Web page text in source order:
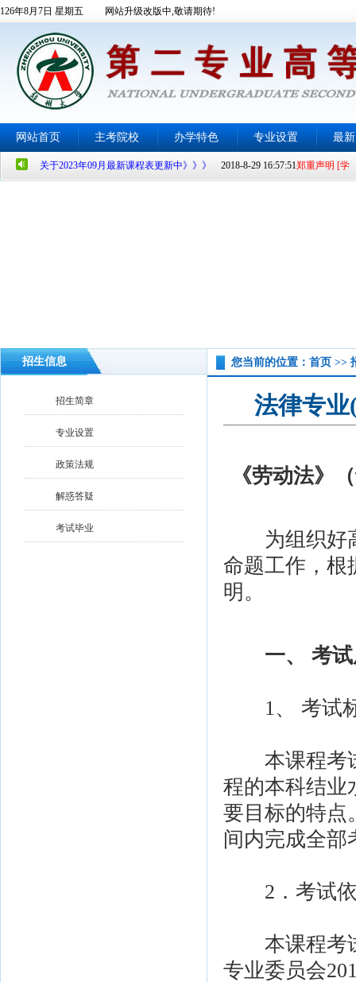
126年8月7日 星期五 网站升级改版中,敬请期待!
网站首页 主考院校 办学特色 专业设置 最
关于2023年09月最新课程表更新中》》》2018-8-29 16:57:51郑重声明 [学
生及家长必看]
2013-10-9 11:37:34
关于2023年09月最新课程表更新中》》》
2018-8-29 16:57:51郑重声明 [学
生及家长必看]2013-10-9 11:37:34
招生信息
招生简章
专业设置
政策法规
解惑答疑
考试毕业
您当前的位置：首页 >>
法律专
《劳动法》
为组织好高
命题工作，根
明。
一、 考
1、 考试
本课程考试
程的本科结业
要目标的特点
间内完成全部
2．考试依
本课程考试
专业委员会